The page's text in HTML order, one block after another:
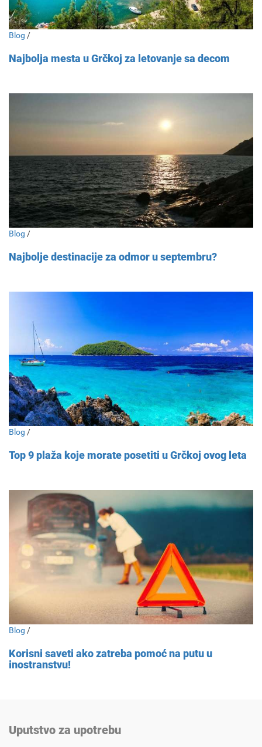
Blog /
Najbolja mesta u Grčkoj za letovanje sa decom
Blog /
Najbolje destinacije za odmor u septembru?
Blog /
Top 9 plaža koje morate posetiti u Grčkoj ovog leta
Blog /
Korisni saveti ako zatreba pomoć na putu u
inostranstvu!
Uputstvo za upotrebu